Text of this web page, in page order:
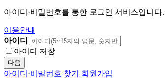
아이디·비밀번호를 통한 로그인 서비스입니다.
이용안내
아이디
아이디 저장
다음
아이디·비밀번호 찾기 회원가입